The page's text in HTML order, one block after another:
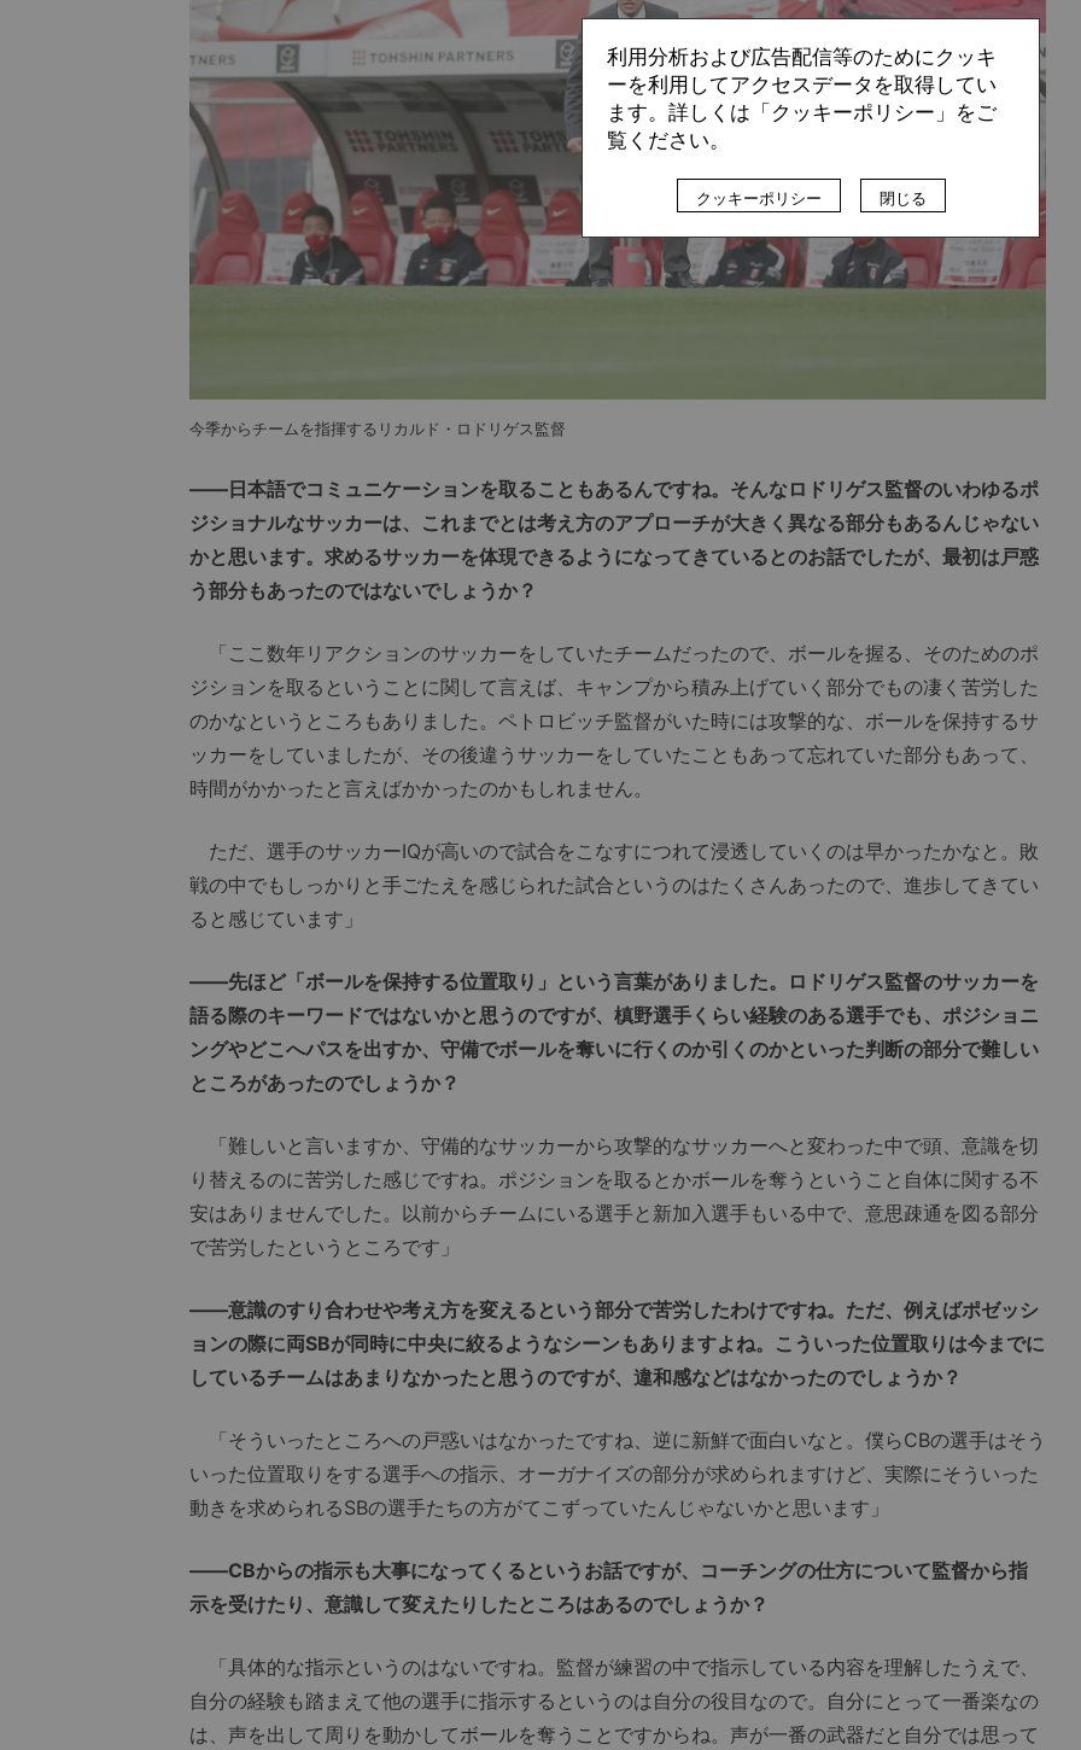
今季からチームを指揮するリカルド・ロドリゲス監督
――日本語でコミュニケーションを取ることもあるんですね。そんなロドリゲス監督のいわゆるポ
ジショナルなサッカーは、これまでとは考え方のアプローチが大きく異なる部分もあるんじゃない
かと思います。求めるサッカーを体現できるようになってきているとのお話でしたが、最初は戸惑
う部分もあったのではないでしょうか？
「ここ数年リアクションのサッカーをしていたチームだったので、ボールを握る、そのためのポ
ジションを取るということに関して言えば、キャンプから積み上げていく部分でもの凄く苦労した
のかなというところもありました。ペトロビッチ監督がいた時には攻撃的な、ボールを保持するサ
ッカーをしていましたが、その後違うサッカーをしていたこともあって忘れていた部分もあって、
時間がかかったと言えばかかったのかもしれません。
ただ、選手のサッカーIQが高いので試合をこなすにつれて浸透していくのは早かったかなと。敗
戦の中でもしっかりと手ごたえを感じられた試合というのはたくさんあったので、進歩してきてい
ると感じています」
――先ほど「ボールを保持する位置取り」という言葉がありました。ロドリゲス監督のサッカーを
語る際のキーワードではないかと思うのですが、槙野選手くらい経験のある選手でも、ポジショニ
ングやどこへパスを出すか、守備でボールを奪いに行くのか引くのかといった判断の部分で難しい
ところがあったのでしょうか？
「難しいと言いますか、守備的なサッカーから攻撃的なサッカーへと変わった中で頭、意識を切
り替えるのに苦労した感じですね。ポジションを取るとかボールを奪うということ自体に関する不
安はありませんでした。以前からチームにいる選手と新加入選手もいる中で、意思疎通を図る部分
で苦労したというところです」
――意識のすり合わせや考え方を変えるという部分で苦労したわけですね。ただ、例えばポゼッシ
ョンの際に両SBが同時に中央に絞るようなシーンもありますよね。こういった位置取りは今までに
しているチームはあまりなかったと思うのですが、違和感などはなかったのでしょうか？
「そういったところへの戸惑いはなかったですね、逆に新鮮で面白いなと。僕らCBの選手はそう
いった位置取りをする選手への指示、オーガナイズの部分が求められますけど、実際にそういった
動きを求められるSBの選手たちの方がてこずっていたんじゃないかと思います」
――CBからの指示も大事になってくるというお話ですが、コーチングの仕方について監督から指
示を受けたり、意識して変えたりしたところはあるのでしょうか？
「具体的な指示というのはないですね。監督が練習の中で指示している内容を理解したうえで、
自分の経験も踏まえて他の選手に指示するというのは自分の役目なので。自分にとって一番楽なの
は、声を出して周りを動かしてボールを奪うことですからね。声が一番の武器だと自分では思って
利用分析および広告配信等のためにクッキ
ーを利用してアクセスデータを取得してい
ます。詳しくは「クッキーポリシー」をご
覧ください。
クッキーポリシー 閉じる